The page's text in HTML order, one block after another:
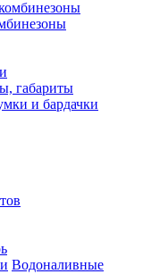
габариты
и бардачки
Водоналивные